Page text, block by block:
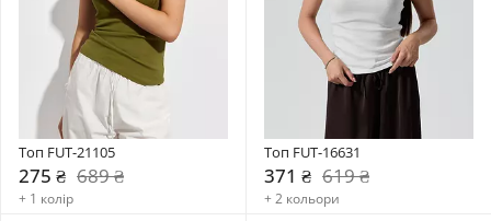
Топ FUT-21105
275 ₴ 689 ₴
+ 1 колір
Топ FUT-16631
371 ₴ 619 ₴
+ 2 кольори